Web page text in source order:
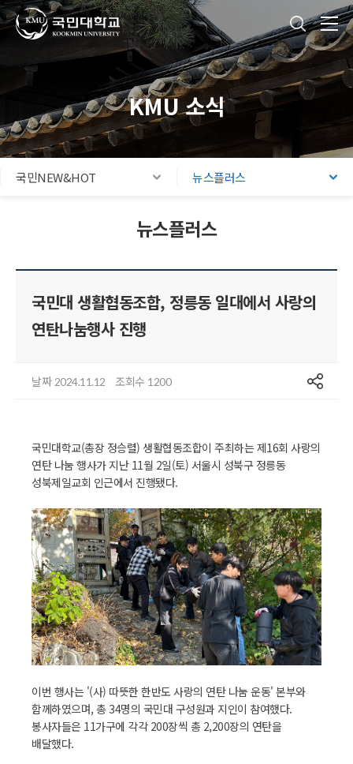
주메뉴 바로가기
본문내용 바로가기
푸터 바로가기
국민대학교
KMU 소식
국민NEW&HOT 뉴스플러스
뉴스플러스
국민대 생활협동조합, 정릉동 일대에서 사랑의
연탄나눔행사 진행
날짜 2024.11.12 조회수 1200 공유
국민대학교(총장 정승렬) 생활협동조합이 주최하는 제16회 사랑의
연탄 나눔 행사가 지난 11월 2일(토) 서울시 성북구 정릉동
성북제일교회 인근에서 진행됐다.
이번 행사는 '(사) 따뜻한 한반도 사랑의 연탄 나눔 운동' 본부와
함께하였으며, 총 34명의 국민대 구성원과 지인이 참여했다.
봉사자들은 11가구에 각각 200장씩 총 2,200장의 연탄을
배달했다.